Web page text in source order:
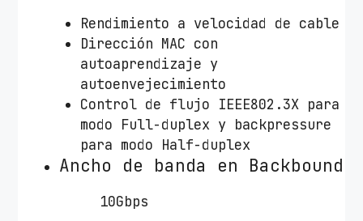
Rendimiento a velocidad de cable
Dirección MAC con
autoaprendizaje y
autoenvejecimiento
Control de flujo IEEE802.3X para
modo Full-duplex y backpressure
para modo Half-duplex
Ancho de banda en Backbound
10Gbps